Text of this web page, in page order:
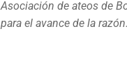
Asociación de ateos de
para el avance de la